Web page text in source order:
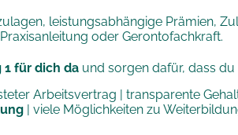
leistungsabhängige Prämien,
oder Gerontofachkraft.
1 für dich da und sorgen dafür, dass
Arbeitsvertrag | transparente
| viele Möglichkeiten zu